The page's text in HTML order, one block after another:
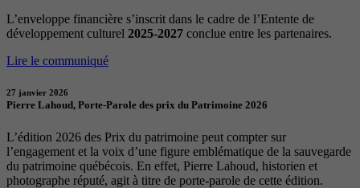
L’enveloppe financière s’inscrit dans le cadre de l’Entente de
développement culturel 2025-2027 conclue entre les partenaires.
Lire le communiqué
27 janvier 2026
Pierre Lahoud, Porte-Parole des prix du Patrimoine 2026
L’édition 2026 des Prix du patrimoine peut compter sur
l’engagement et la voix d’une figure emblématique de la sauvegarde
du patrimoine québécois. En effet, Pierre Lahoud, historien et
photographe réputé, agit à titre de porte-parole de cette édition.